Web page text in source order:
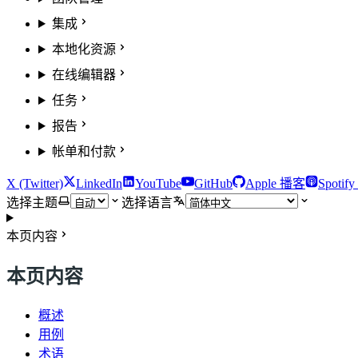
集成
本地化资源
在线编辑器
任务
报告
帐单和付款
X (Twitter) LinkedIn YouTube GitHub Apple 播客
选择主题
选择语言
本页内容
本页内容
概述
用例
术语